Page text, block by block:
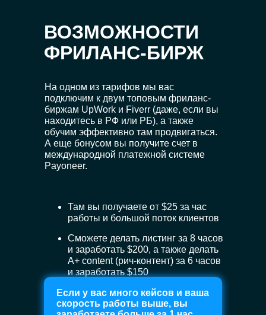
Там вы получаете от $25 за час
работы и большой поток клиентов
Сможете делать листинг за 8 часов
и заработать $200, а также делать
A+ content (рич-контент) за 6 часов
и заработать $150
На одном из тарифов мы вас
подключим к двум топовым фриланс-
биржам UpWork и Fiverr (даже, если вы
находитесь в РФ или РБ), а также
обучим эффективно там продвигаться.
А еще бонусом вы получите счет в
международной платежной системе
Payoneer.
Если у вас много кейсов и ваша
скорость работы выше, вы
ВОЗМОЖНОСТИ
ФРИЛАНС-БИРЖ